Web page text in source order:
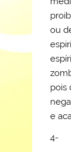
ou
pois
e
4-